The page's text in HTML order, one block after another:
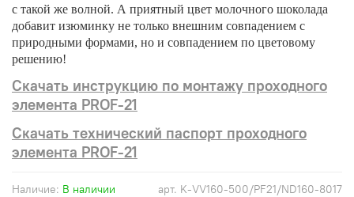
арт. K-VV160-500/PF21/ND160-8017
Наличие: В наличии
с такой же волной. А приятный цвет молочного шоколада
добавит изюминку не только внешним совпадением с
природными формами, но и совпадением по цветовому
решению!
Скачать инструкцию по монтажу проходного
элемента PROF-21
Скачать технический паспорт проходного
элемента PROF-21